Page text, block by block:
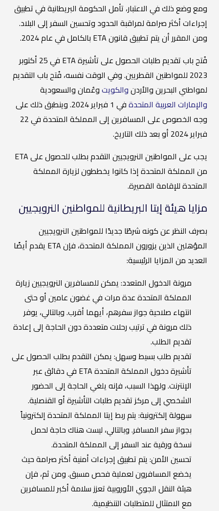
ومع وضع ذلك في الاعتبار، تأمل الحكومة البريطانية في تطبيق
إجراءات أكثر صرامة لمراقبة الحدود وتحسين السفر إلى البلاد.
ومن المقرر أن يتم تطبيق قانون ETA بالكامل في عام 2024.
فُتح باب تقديم طلبات الحصول على تأشيرة ETA في 25 أكتوبر
2023 للمواطنين القطريين. وفي الوقت نفسه، فُتح باب التقديم
لمواطني البحرين والأردنوالكويتوعُمان والسعودية
والإمارات العربية المتحدة
في 1 فبراير 2024. وينطبق ذلك على
وجه الخصوص على المسافرين إلى المملكة المتحدة في 22
فبراير 2024 أو بعد ذلك التاريخ.
يجب على المواطنين النرويجيين التقدم بطلب للحصول على ETA
من المملكة المتحدة إذا كانوا يخططون لزيارة المملكة
المتحدة للإقامة القصيرة.
مزايا هيئة إيتا البريطانية للمواطنين النرويجيين
بصرف النظر عن كونه شرطًا جديدًا للمواطنين النرويجيين
المؤهلين الذين يزورون المملكة المتحدة، فإن ETA يقدم أيضًا
العديد من المزايا الرئيسية:
مرونة الدخول المتعدد: يمكن للمسافرين النرويجيين زيارة
المملكة المتحدة عدة مرات في غضون عامين أو حتى
انتهاء صلاحية جواز سفرهم، أيهما أقرب. وبالتالي، يوفر
ذلك مرونة في ترتيب رحلات متعددة دون الحاجة إلى إعادة
تقديم الطلب.
تقديم طلب بسيط وسهل: يمكن التقدم بطلب الحصول على
تأشيرة دخول المملكة المتحدة ETA في دقائق عبر
الإنترنت. ولهذا السبب، فإنه يلغي الحاجة إلى الحضور
الشخصي إلى مركز تقديم طلبات التأشيرة أو القنصلية.
سهولة إلكترونية: يتم ربط إيتا المملكة المتحدة إلكترونياً
بجواز سفر المسافر. وبالتالي، ليست هناك حاجة لحمل
نسخة ورقية عند السفر إلى المملكة المتحدة.
تحسين الأمن: يتم تطبيق إجراءات أمنية أكثر صرامة حيث
يخضع المسافرون لعملية فحص مسبق. ومن ثم، فإن
هيئة النقل الجوي الأوروبية تعزز سلامة أكبر للمسافرين
مع الامتثال للمتطلبات التنظيمية.